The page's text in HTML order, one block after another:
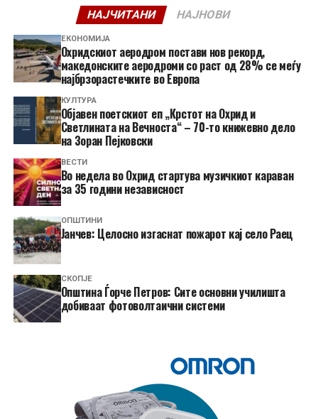
НАЈЧИТАНИ НАЈНОВИ
ЕКОНОМИЈА
Охридскиот аеродром постави нов рекорд,
македонските аеродроми со раст од 28% се меѓу
најбрзорастечките во Европа
КУЛТУРА
Објавен поетскиот еп „Крстот на Охрид и
Светлината на Вечноста“ – 70-то книжевно дело
на Зоран Пејковски
ВЕСТИ
Во недела во Охрид стартува музичкиот караван
за 35 години независност
ОПШТИНИ
Јанчев: Целосно изгаснат пожарот кај село Раец
СКОПЈЕ
Општина Ѓорче Петров: Сите основни училишта
добиваат фотоволтаични системи